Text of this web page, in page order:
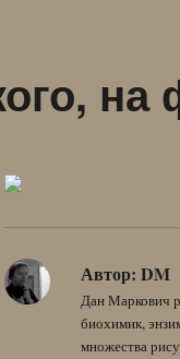
Автор: DM
Дан Маркович
биохимик,
множества